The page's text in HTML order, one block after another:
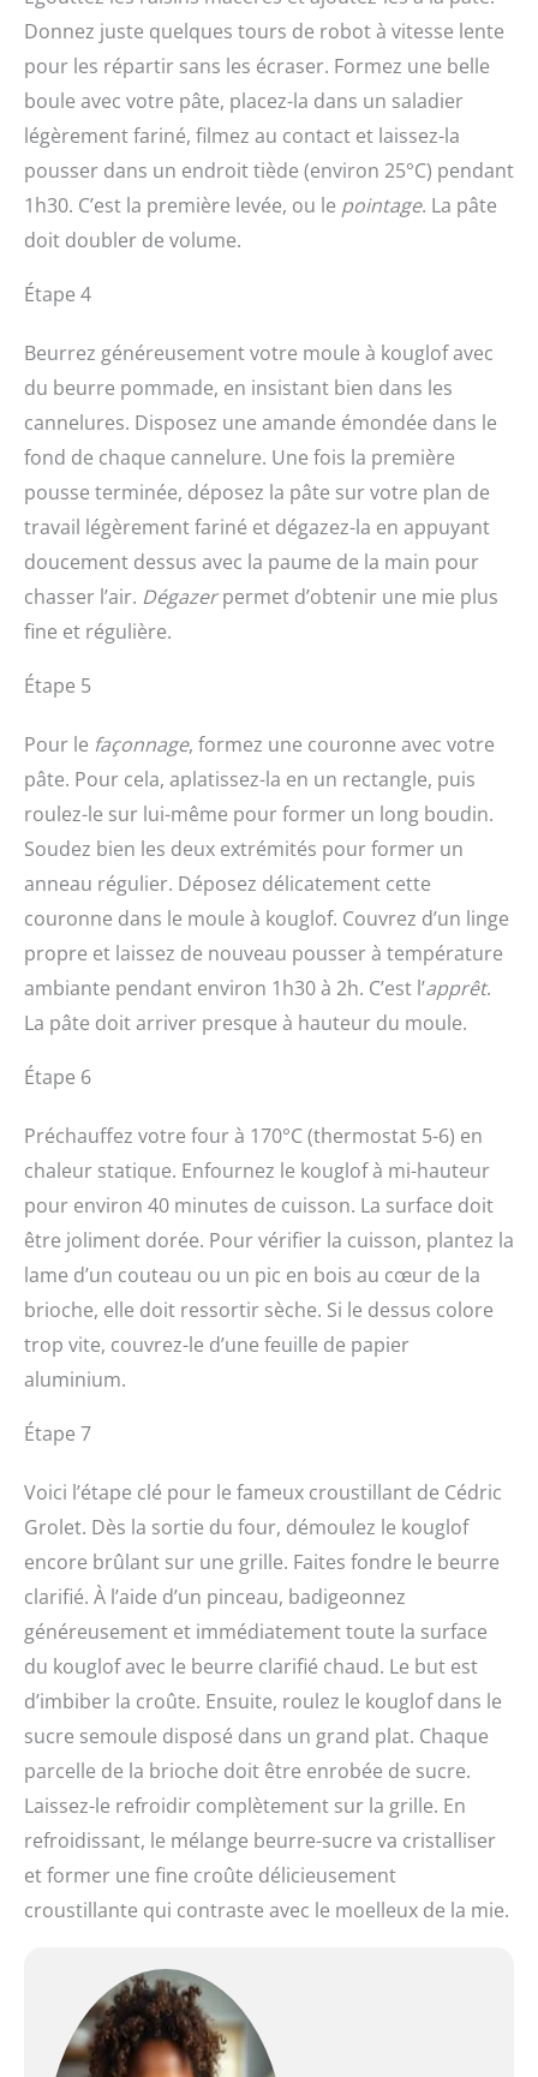
Donnez juste quelques tours de robot à vitesse lente
pour les répartir sans les écraser. Formez une belle
boule avec votre pâte, placez-la dans un saladier
légèrement fariné, filmez au contact et laissez-la
pousser dans un endroit tiède (environ 25°C) pendant
1h30. C’est la première levée, ou le pointage. La pâte
doit doubler de volume.
Étape 4
Beurrez généreusement votre moule à kouglof avec
du beurre pommade, en insistant bien dans les
cannelures. Disposez une amande émondée dans le
fond de chaque cannelure. Une fois la première
pousse terminée, déposez la pâte sur votre plan de
travail légèrement fariné et dégazez-la en appuyant
doucement dessus avec la paume de la main pour
chasser l’air. Dégazerpermet d’obtenir une mie plus
fine et régulière.
Étape 5
Pour le façonnage, formez une couronne avec votre
pâte. Pour cela, aplatissez-la en un rectangle, puis
roulez-le sur lui-même pour former un long boudin.
Soudez bien les deux extrémités pour former un
anneau régulier. Déposez délicatement cette
couronne dans le moule à kouglof. Couvrez d’un linge
propre et laissez de nouveau pousser à température
ambiante pendant environ 1h30 à 2h. C’est l’apprêt.
La pâte doit arriver presque à hauteur du moule.
Étape 6
Préchauffez votre four à 170°C (thermostat 5-6) en
chaleur statique. Enfournez le kouglof à mi-hauteur
pour environ 40 minutes de cuisson. La surface doit
être joliment dorée. Pour vérifier la cuisson, plantez la
lame d’un couteau ou un pic en bois au cœur de la
brioche, elle doit ressortir sèche. Si le dessus colore
trop vite, couvrez-le d’une feuille de papier
aluminium.
Étape 7
Voici l’étape clé pour le fameux croustillant de Cédric
Grolet. Dès la sortie du four, démoulez le kouglof
encore brûlant sur une grille. Faites fondre le beurre
clarifié. À l’aide d’un pinceau, badigeonnez
généreusement et immédiatement toute la surface
du kouglof avec le beurre clarifié chaud. Le but est
d’imbiber la croûte. Ensuite, roulez le kouglof dans le
sucre semoule disposé dans un grand plat. Chaque
parcelle de la brioche doit être enrobée de sucre.
Laissez-le refroidir complètement sur la grille. En
refroidissant, le mélange beurre-sucre va cristalliser
et former une fine croûte délicieusement
croustillante qui contraste avec le moelleux de la mie.